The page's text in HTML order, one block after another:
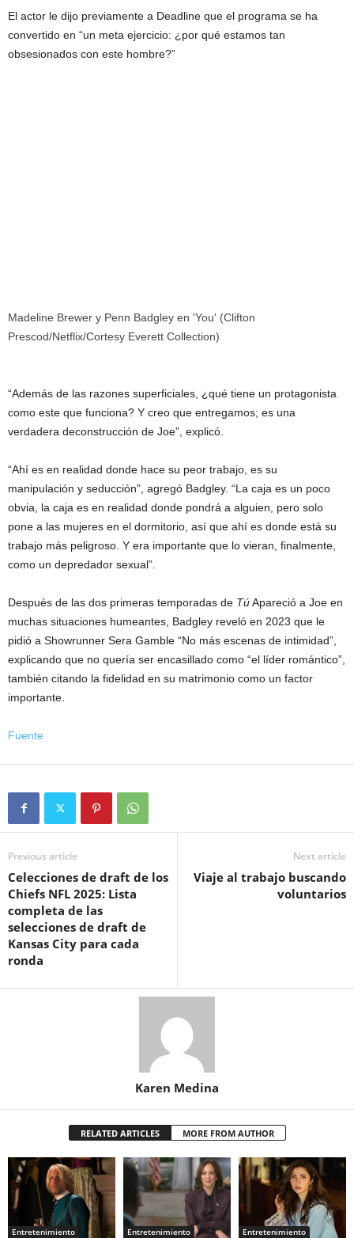
El actor le dijo previamente a Deadline que el programa se ha
convertido en “un meta ejercicio: ¿por qué estamos tan
obsesionados con este hombre?”
Madeline Brewer y Penn Badgley en 'You' (Clifton
Prescod/Netflix/Cortesy Everett Collection)
“Además de las razones superficiales, ¿qué tiene un protagonista
como este que funciona? Y creo que entregamos; es una
verdadera deconstrucción de Joe”, explicó.
“Ahí es en realidad donde hace su peor trabajo, es su
manipulación y seducción”, agregó Badgley. “La caja es un poco
obvia, la caja es en realidad donde pondrá a alguien, pero solo
pone a las mujeres en el dormitorio, así que ahí es donde está su
trabajo más peligroso. Y era importante que lo vieran, finalmente,
como un depredador sexual”.
Después de las dos primeras temporadas de TúApareció a Joe en
muchas situaciones humeantes, Badgley reveló en 2023 que le
pidió a Showrunner Sera Gamble “No más escenas de intimidad”,
explicando que no quería ser encasillado como “el líder romántico”,
también citando la fidelidad en su matrimonio como un factor
importante.
Fuente
Previous article
Celecciones de draft de los
Chiefs NFL 2025: Lista
completa de las
selecciones de draft de
Kansas City para cada
ronda
Next article
Viaje al trabajo buscando
voluntarios
Karen Medina
RELATED ARTICLES MORE FROM AUTHOR
Entretenimiento Entretenimiento Entretenimiento